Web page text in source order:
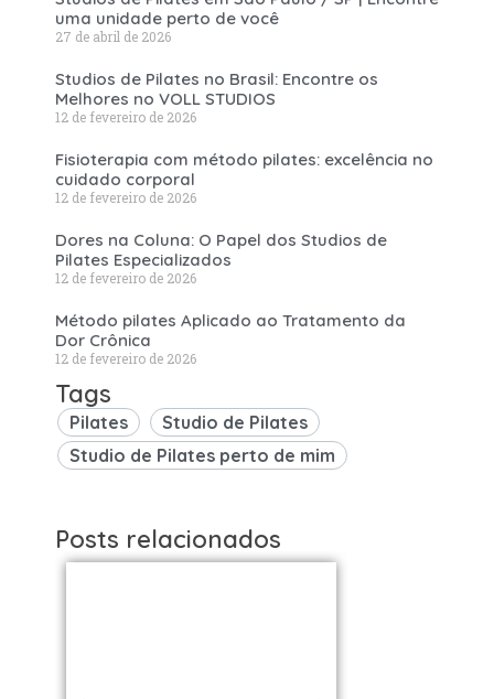
uma unidade perto de você
27 de abril de 2026
Studios de Pilates no Brasil: Encontre os
Melhores no VOLL STUDIOS
12 de fevereiro de 2026
Fisioterapia com método pilates: excelência no
cuidado corporal
12 de fevereiro de 2026
Dores na Coluna: O Papel dos Studios de
Pilates Especializados
12 de fevereiro de 2026
Método pilates Aplicado ao Tratamento da
Dor Crônica
12 de fevereiro de 2026
Tags
Pilates
Studio de Pilates
Studio de Pilates perto de mim
Posts relacionados